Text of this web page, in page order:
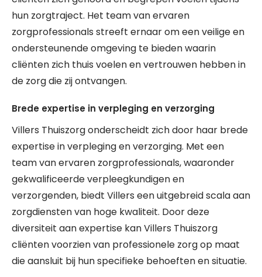
hun zorgtraject. Het team van ervaren
zorgprofessionals streeft ernaar om een veilige en
ondersteunende omgeving te bieden waarin
cliënten zich thuis voelen en vertrouwen hebben in
de zorg die zij ontvangen.
Brede expertise in verpleging en verzorging
Villers Thuiszorg onderscheidt zich door haar brede
expertise in verpleging en verzorging. Met een
team van ervaren zorgprofessionals, waaronder
gekwalificeerde verpleegkundigen en
verzorgenden, biedt Villers een uitgebreid scala aan
zorgdiensten van hoge kwaliteit. Door deze
diversiteit aan expertise kan Villers Thuiszorg
cliënten voorzien van professionele zorg op maat
die aansluit bij hun specifieke behoeften en situatie.